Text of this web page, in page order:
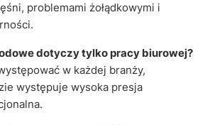
problemami żołądkowymi i
dotyczy tylko pracy biurowej?
w każdej branży,
występuje wysoka presja